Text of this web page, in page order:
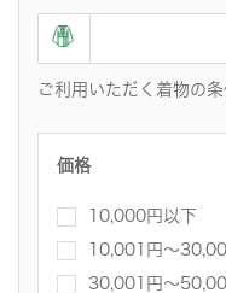
ご利用いただく着物の
価格
10,000円以下
10,001円〜
30,001円～